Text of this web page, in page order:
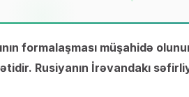
formalaşması müşahidə
Rusiyanın İrəvandakı